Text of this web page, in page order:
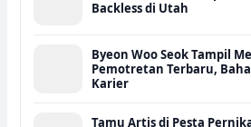
Backless di Utah
Byeon Woo Seok Tampil
Pemotretan Terbaru,
Karier
Tamu Artis di Pesta